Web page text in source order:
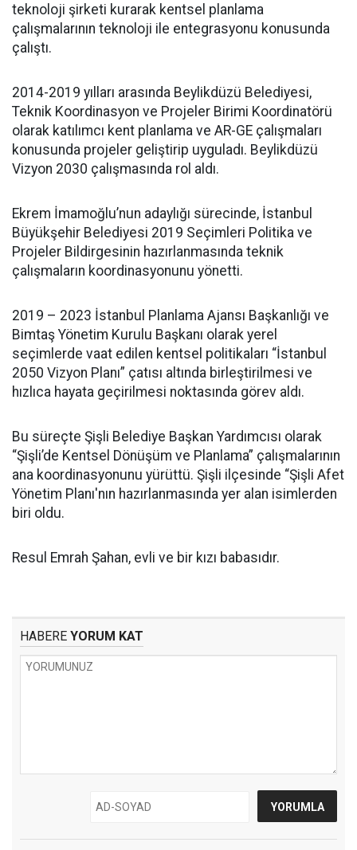
teknoloji şirketi kurarak kentsel planlama
çalışmalarının teknoloji ile entegrasyonu konusunda
çalıştı.
2014-2019 yılları arasında Beylikdüzü Belediyesi,
Teknik Koordinasyon ve Projeler Birimi Koordinatörü
olarak katılımcı kent planlama ve AR-GE çalışmaları
konusunda projeler geliştirip uyguladı. Beylikdüzü
Vizyon 2030 çalışmasında rol aldı.
Ekrem İmamoğlu’nun adaylığı sürecinde, İstanbul
Büyükşehir Belediyesi 2019 Seçimleri Politika ve
Projeler Bildirgesinin hazırlanmasında teknik
çalışmaların koordinasyonunu yönetti.
2019 – 2023 İstanbul Planlama Ajansı Başkanlığı ve
Bimtaş Yönetim Kurulu Başkanı olarak yerel
seçimlerde vaat edilen kentsel politikaları “İstanbul
2050 Vizyon Planı” çatısı altında birleştirilmesi ve
hızlıca hayata geçirilmesi noktasında görev aldı.
Bu süreçte Şişli Belediye Başkan Yardımcısı olarak
“Şişli’de Kentsel Dönüşüm ve Planlama” çalışmalarının
ana koordinasyonunu yürüttü. Şişli ilçesinde “Şişli Afet
Yönetim Planı'nın hazırlanmasında yer alan isimlerden
biri oldu.
Resul Emrah Şahan, evli ve bir kızı babasıdır.
HABERE YORUM KAT